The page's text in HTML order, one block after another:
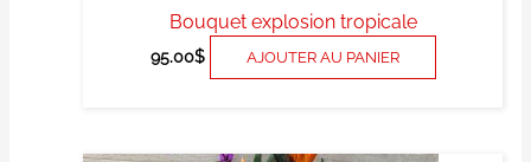
Bouquet explosion tropicale
95.00$ AJOUTER AU PANIER